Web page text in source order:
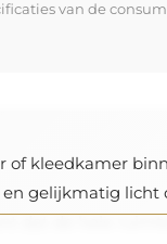
van de
kleedkamer
gelijkmatig licht
dat de hele